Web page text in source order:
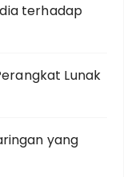
terhadap
Lunak
yang